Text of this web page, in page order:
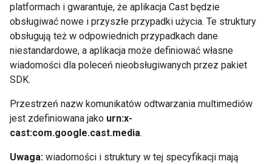
platformach i gwarantuje, że aplikacja Cast będzie
obsługiwać nowe i przyszłe przypadki użycia. Te struktury
obsługują też w odpowiednich przypadkach dane
niestandardowe, a aplikacja może definiować własne
wiadomości dla poleceń nieobsługiwanych przez pakiet
SDK.
Przestrzeń nazw komunikatów odtwarzania multimediów
jest zdefiniowana jako urn:x-
cast:com.google.cast.media.
Uwaga: wiadomości i struktury w tej specyfikacji mają